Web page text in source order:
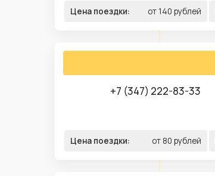
Цена поездки: от 140 рублей
+7 (347) 222-83-33
Цена поездки: от 80 рублей